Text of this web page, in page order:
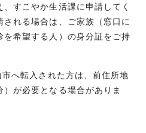
すこやか生活課に申請してく
れる場合は、ご家族（窓口に
希望する人）の身分証をご持
へ転入された方は、前住所地
が必要となる場合がありま